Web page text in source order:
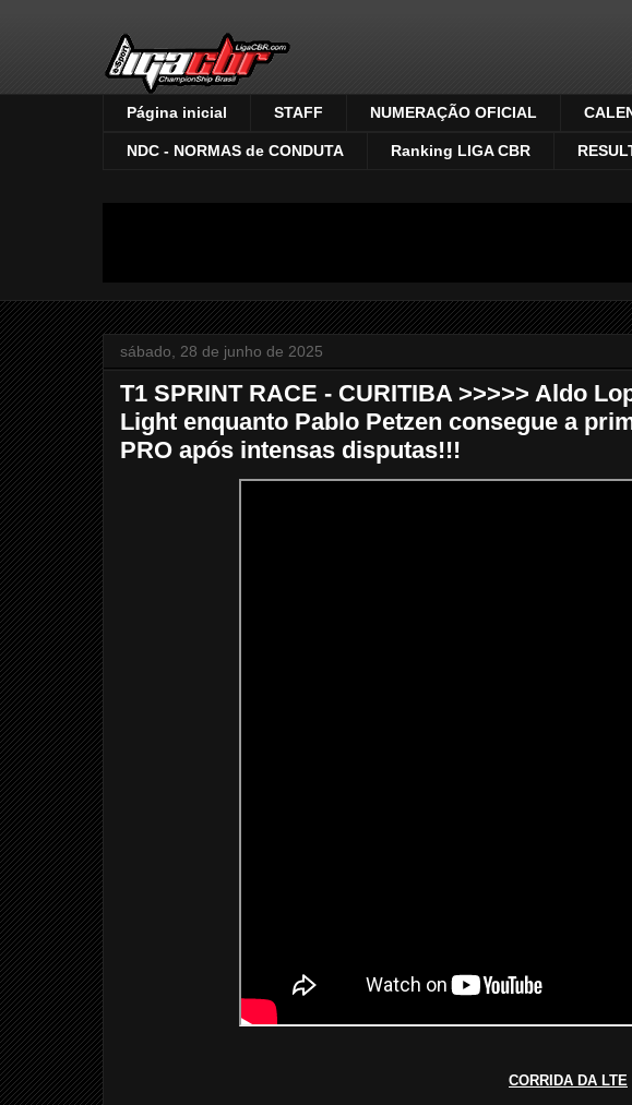
Página inicial STAFF NUMERAÇÃO OFICIAL
NDC - NORMAS de CONDUTA Ranking LIGA CBR
sábado, 28 de junho de 2025
T1 SPRINT RACE - CURITIBA >>>>> Aldo
Light enquanto Pablo Petzen consegue a
PRO após intensas disputas!!!
CORRIDA DA LTE